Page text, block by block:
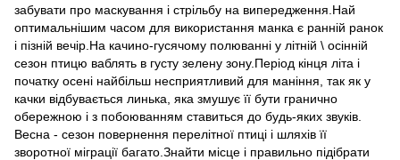
забувати про маскування і стрільбу на випередження.Най
оптимальнішим часом для використання манка є ранній ранок
і пізній вечір.На качино-гусячому полюванні у літній \ осінній
сезон птицю ваблять в густу зелену зону.Період кінця літа і
початку осені найбільш несприятливий для маніння, так як у
качки відбувається линька, яка змушує її бути гранично
обережною і з побоюванням ставиться до будь-яких звуків.
Весна - сезон повернення перелітної птиці і шляхів її
зворотної міграції багато.Знайти місце і правильно підібрати